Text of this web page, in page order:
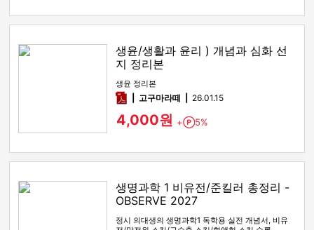
생윤/생활과 윤리 ) 개념과 심화 선
지 정리본
생윤 정리본
pdf고구마라떼 26.01.15
4,000원 + Point
5%
생명과학 1 비유전/준킬러 총정리 -
OBSERVE 2027
정시 의대생의 생명과학1 독학용 실전 개념서, 비유